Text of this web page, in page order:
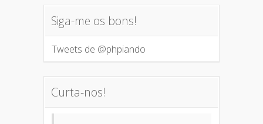
Siga-me os bons!
Tweets de @phpiando
Curta-nos!